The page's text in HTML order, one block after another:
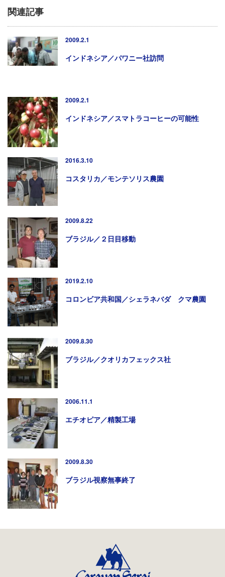
関連記事
2009.2.1
インドネシア／パワニー社訪問
2009.2.1
インドネシア／スマトラコーヒーの可能性
2016.3.10
コスタリカ／モンテソリス農園
2009.8.22
ブラジル／２日目移動
2019.2.10
コロンビア共和国／シェラネバダ クマ農園
2009.8.30
ブラジル／クオリカフェックス社
2006.11.1
エチオピア／精製工場
2009.8.30
ブラジル視察無事終了